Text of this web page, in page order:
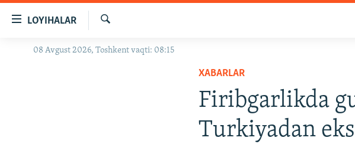
Бош
LOYIHALAR
OZODLIK SURISHTIRUVLARI
Излаш
08 Avgust 2026, Toshkent vaqti: 08:15
XABARLAR
Firibgarlikda
Turkiyadan